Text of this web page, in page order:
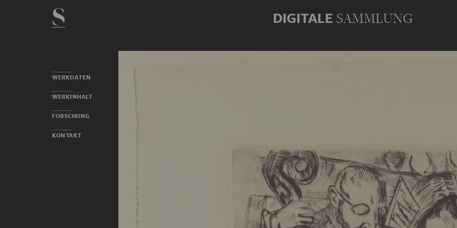
DIGITALE SAMMLUNG
WERKDATEN
WERKINHALT
FORSCHUNG
KONTAKT